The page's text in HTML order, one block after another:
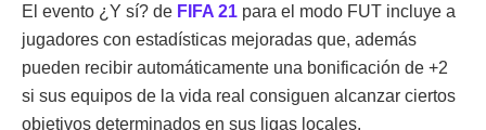
El evento ¿Y sí? de FIFA 21 para el modo FUT incluye a
jugadores con estadísticas mejoradas que, además
pueden recibir automáticamente una bonificación de +2
si sus equipos de la vida real consiguen alcanzar ciertos
objetivos determinados en sus ligas locales.